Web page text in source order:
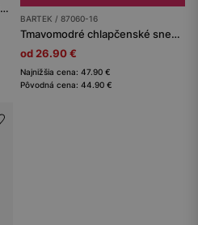
Tmavomodré chlapčenské tenisky Sonic BARTEK 87031-46
BARTEK / 87060-16
Tmavomodré chlapčenské sneakersy Sonic BARTEK 87060-16
od 26.90 €
Najnižšia cena: 47.90 €
Pôvodná cena: 44.90 €